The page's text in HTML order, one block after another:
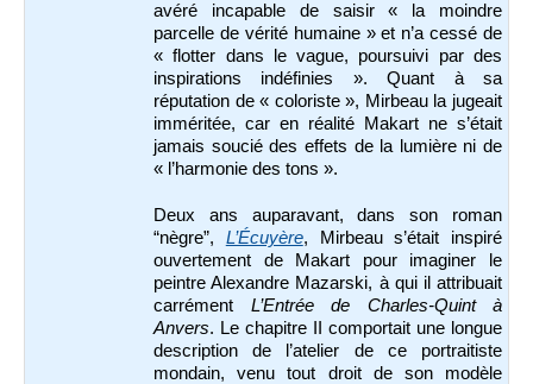
avéré incapable de saisir « la moindre
parcelle de vérité humaine » et n’a cessé de
« flotter dans le vague, poursuivi par des
inspirations indéfinies ». Quant à sa
réputation de « coloriste », Mirbeau la jugeait
imméritée, car en réalité Makart ne s’était
jamais soucié des effets de la lumière ni de
« l’harmonie des tons ».
Deux ans auparavant, dans son roman
“nègre”, L’Écuyère, Mirbeau s’était inspiré
ouvertement de Makart pour imaginer le
peintre Alexandre Mazarski, à qui il attribuait
carrément L’Entrée de Charles-Quint à
Anvers. Le chapitre II comportait une longue
description de l’atelier de ce portraitiste
mondain, venu tout droit de son modèle